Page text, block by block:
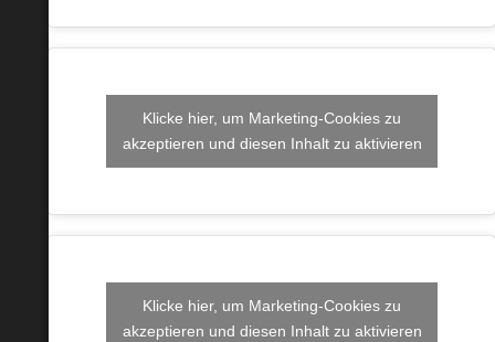
Klicke hier, um Marketing-Cookies zu
akzeptieren und diesen Inhalt zu aktivieren
Klicke hier, um Marketing-Cookies zu
akzeptieren und diesen Inhalt zu aktivieren